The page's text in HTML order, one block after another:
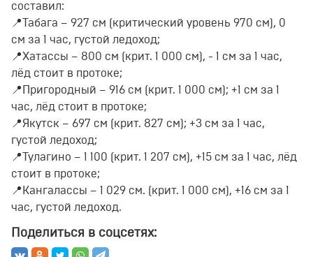
составил:
📍Табага – 927 см (критический уровень 970 см), 0
см за 1 час, густой ледоход;
📍Хатассы – 800 см (крит. 1 000 см), - 1 см за 1 час,
лёд стоит в протоке;
📍Пригородный – 916 см (крит. 1 000 см); +1 см за 1
час, лёд стоит в протоке;
📍Якутск – 697 см (крит. 827 см); +3 см за 1 час,
густой ледоход;
📍Тулагино – 1 100 (крит. 1 207 см), +15 см за 1 час, лёд
стоит в протоке;
📍Кангалассы – 1 029 см. (крит. 1 000 см), +16 см за 1
час, густой ледоход.
Поделиться в соцсетях: